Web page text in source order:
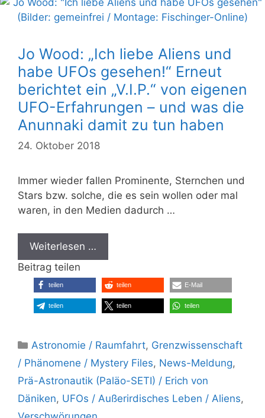
Jo Wood: „Ich liebe Aliens und
habe UFOs gesehen!“ Erneut
berichtet ein „V.I.P.“ von eigenen
UFO-Erfahrungen – und was die
Anunnaki damit zu tun haben
24. Oktober 2018
Immer wieder fallen Prominente, Sternchen und
Stars bzw. solche, die es sein wollen oder mal
waren, in den Medien dadurch …
Weiterlesen …
Beitrag teilen
teilen teilen E-Mail
teilen teilen teilen
Kategorien
Astronomie / Raumfahrt, Grenzwissenschaft
/ Phänomene / Mystery Files, News-Meldung,
Prä-Astronautik (Paläo-SETI) / Erich von
Däniken, UFOs / Außerirdisches Leben / Aliens,